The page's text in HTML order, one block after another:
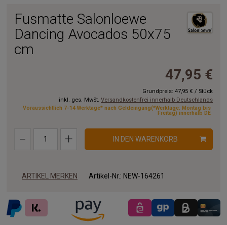
Fusmatte Salonloewe
Dancing Avocados 50x75
cm
47,95 €
Grundpreis: 47,95 € / Stück
inkl. ges. MwSt. Versandkostenfrei innerhalb Deutschlands
Voraussichtlich 7-14 Werktage* nach Geldeingang(*Werktage: Montag bis
Freitag) innerhalb DE
IN DEN WARENKORB
ARTIKEL MERKEN Artikel-Nr.: NEW-164261